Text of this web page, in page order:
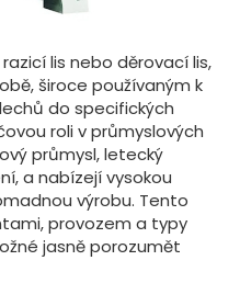
lis nebo děrovací lis,
široce používaným k
do specifických
roli v průmyslových
průmysl, letecký
a nabízejí vysokou
výrobu. Tento
provozem a typy
jasně porozumět